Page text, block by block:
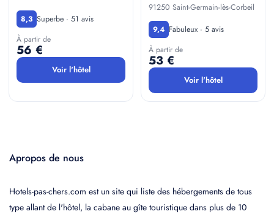
8,3 Superbe · 51 avis
À partir de
56 €
Voir l'hôtel
91250 Saint-Germain-lès-Corbeil
9,4 Fabuleux · 5 avis
À partir de
53 €
Voir l'hôtel
Apropos de nous
Hotels-pas-chers.com est un site qui liste des hébergements de tous
type allant de l'hôtel, la cabane au gîte touristique dans plus de 10